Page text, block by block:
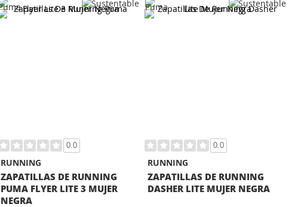
0.0
RUNNING
ZAPATILLAS DE RUNNING
PUMA FLYER LITE 3 MUJER
NEGRA
0.0
RUNNING
ZAPATILLAS DE RUNNING
DASHER LITE MUJER NEGRA